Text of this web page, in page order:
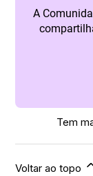
A
Tem
Voltar ao topo